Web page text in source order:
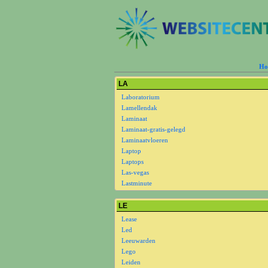
LA
Laboratorium
Lamellendak
Laminaat
Laminaat-gratis-gelegd
Laminaatvloeren
Laptop
Laptops
Las-vegas
Lastminute
LE
Lease
Led
Leeuwarden
Lego
Leiden